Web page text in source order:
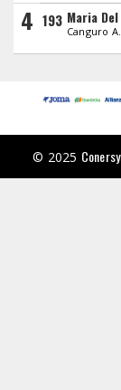
4 193 Maria Del
Canguro
© 2025